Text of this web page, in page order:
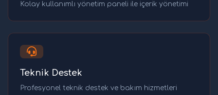
Kolay kullanımlı yönetim paneli ile içerik yönetimi
Teknik Destek
Profesyonel teknik destek ve bakım hizmetleri